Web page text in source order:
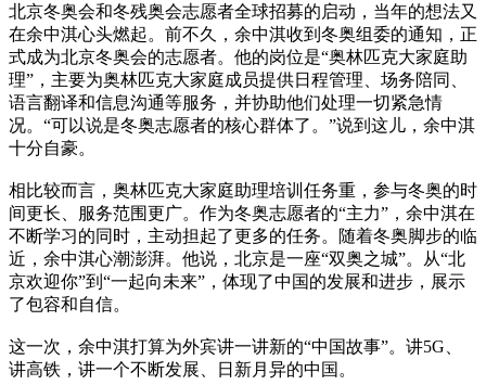
北京冬奥会和冬残奥会志愿者全球招募的启动，当年的想法又
在余中淇心头燃起。前不久，余中淇收到冬奥组委的通知，正
式成为北京冬奥会的志愿者。他的岗位是“奥林匹克大家庭助
理”，主要为奥林匹克大家庭成员提供日程管理、场务陪同、
语言翻译和信息沟通等服务，并协助他们处理一切紧急情
况。“可以说是冬奥志愿者的核心群体了。”说到这儿，余中淇
十分自豪。
相比较而言，奥林匹克大家庭助理培训任务重，参与冬奥的时
间更长、服务范围更广。作为冬奥志愿者的“主力”，余中淇在
不断学习的同时，主动担起了更多的任务。随着冬奥脚步的临
近，余中淇心潮澎湃。他说，北京是一座“双奥之城”。从“北
京欢迎你”到“一起向未来”，体现了中国的发展和进步，展示
了包容和自信。
这一次，余中淇打算为外宾讲一讲新的“中国故事”。讲5G、
讲高铁，讲一个不断发展、日新月异的中国。